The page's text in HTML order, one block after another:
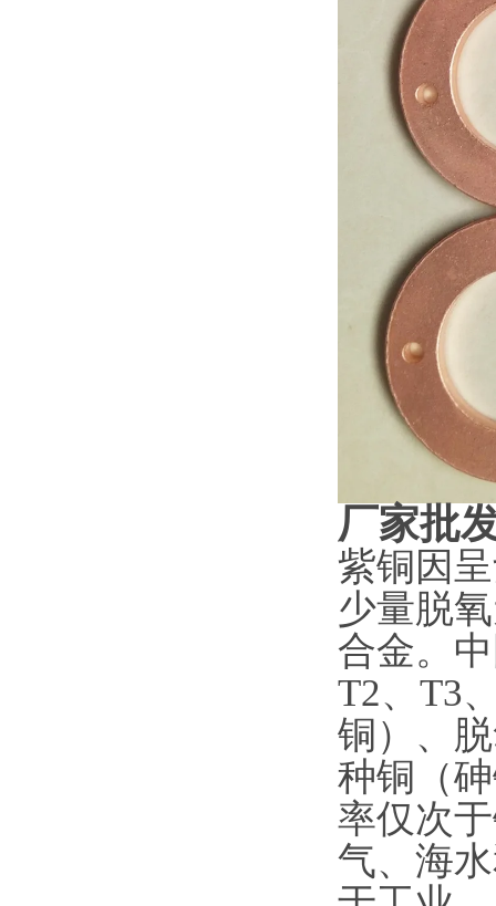
厂家批
紫铜因
少量脱
合金。
T2、T3
铜）、
种铜（
率仅次
气、海